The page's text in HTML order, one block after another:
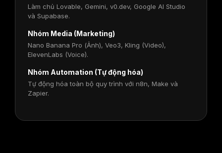
Làm chủ Lovable, Gemini, v0.dev, Google AI Studio
và Supabase.
Nhóm Media (Marketing)
Nano Banana Pro (Ảnh), Veo3, Kling (Video),
ElevenLabs (Voice).
Nhóm Automation (Tự động hóa)
Tự động hóa toàn bộ quy trình với n8n, Make và
Zapier.